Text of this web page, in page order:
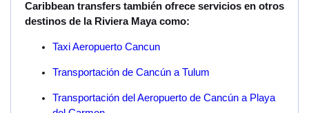
Caribbean transfers también ofrece servicios en otros
destinos de la Riviera Maya como:
Taxi Aeropuerto Cancun
Transportación de Cancún a Tulum
Transportación del Aeropuerto de Cancún a Playa